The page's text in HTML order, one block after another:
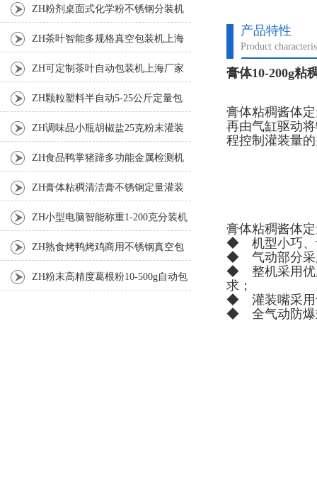
产品特性
Product
膏体10-200g粘
膏体粘稠酱体
再由气缸驱动
程控制灌装量
膏体粘稠酱体
◆ 机型小巧、
◆ 气动部分采
◆ 整机采用优
求；
◆ 灌装嘴采用
◆ 全气动防爆
ZH粉剂桌面式化学粉不锈钢分装机
ZH茶叶智能多规格真空包装机上海
厂家 ZH可定制茶叶自动包装机上海厂家
ZH颗粒塑料半自动5-25公斤定量包
装机 ZH调味品小瓶胡椒盐25克粉末灌装
ZH食品鸭掌猪蹄多功能金属检测机
ZH膏体粘稠清洁膏不锈钢定量灌装
机厂家 ZH小型电脑智能称重1-200克分装机
ZH熟食烤鸭烤鸡商用不锈钢真空包
装机 ZH粉末高精度葛根粉10-500g自动包